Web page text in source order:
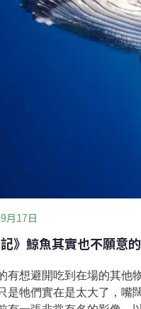
生育地。巨木的生態價
月17日
記》鯨魚其實也不願意
有想避開吃到在場的其他
是牠們實在是太大了，嘴